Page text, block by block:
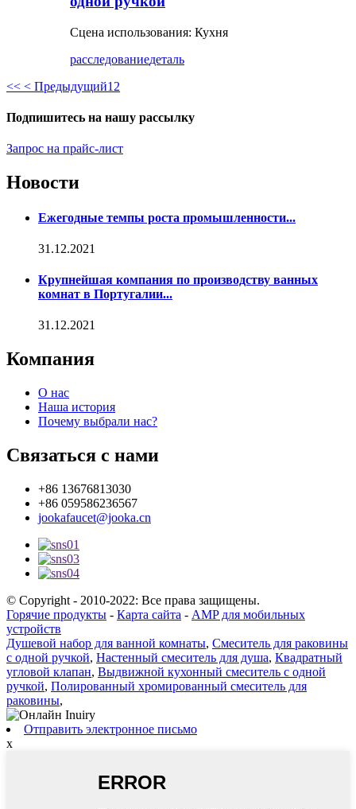
Сцена использования: Кухня
расследованиедеталь
<< < Предыдущий1 2
Подпишитесь на нашу рассылку
Запрос на прайс-лист
Новости
Ежегодные темпы роста промышленности...
31.12.2021
Крупнейшая компания по производству ванных
комнат в Португалии...
31.12.2021
Компания
О нас
Наша история
Почему выбрали нас?
Связаться с нами
+86 13676813030
+86 059586236567
jookafaucet@jooka.cn
© Copyright - 2010-2022: Все права защищены.
Горячие продукты - Карта сайта - AMP для мобильных
устройств
Душевой набор для ванной комнаты, Смеситель для раковины
с одной ручкой, Настенный смеситель для душа, Квадратный
угловой клапан, Выдвижной кухонный смеситель с одной
ручкой, Полированный хромированный смеситель для
раковины,
Отправить электронное письмо
x